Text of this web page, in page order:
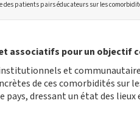
des patients pairs éducateurs sur les
associatifs pour un objectif
et
de ces comorbidités sur
pays, dressant un état des